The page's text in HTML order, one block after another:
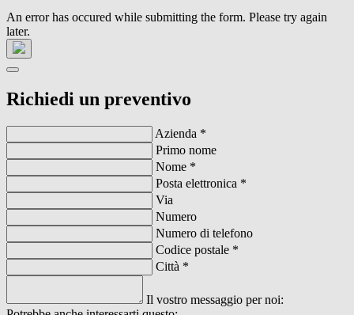
An error has occured while submitting the form. Please try again
later.
Richiedi un preventivo
Azienda *
Primo nome
Nome *
Posta elettronica *
Via
Numero
Numero di telefono
Codice postale *
Città *
Il vostro messaggio per noi: